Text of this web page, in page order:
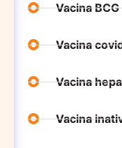
Vacina BCG
Vacina
Vacina
Vacina